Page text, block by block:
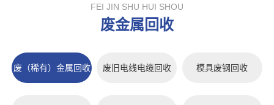
FEI JIN SHU HUI SHOU
废金属回收
废（稀有）金属回收 废旧电线电缆回收 模具废钢回收